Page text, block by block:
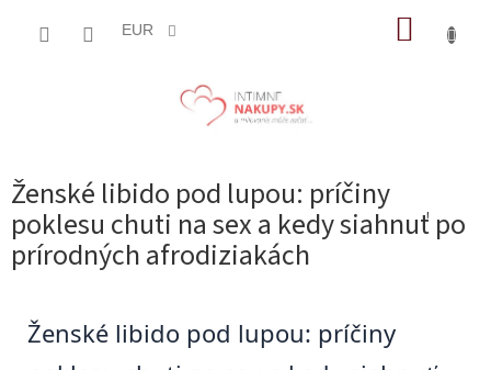
EUR
Ženské libido pod lupou: príčiny
poklesu chuti na sex a kedy siahnuť po
prírodných afrodiziakách
Ženské libido pod lupou: príčiny